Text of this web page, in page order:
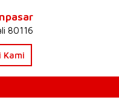
80116
Kami